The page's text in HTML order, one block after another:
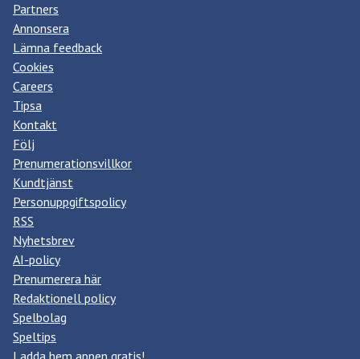
Partners
Annonsera
Lämna feedback
Cookies
Careers
Tipsa
Kontakt
Följ
Prenumerationsvillkor
Kundtjänst
Personuppgiftspolicy
RSS
Nyhetsbrev
AI-policy
Prenumerera här
Redaktionell policy
Spelbolag
Speltips